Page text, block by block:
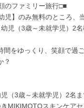
のファミリー旅行□■
児】のみ無料のところ、
児（3歳～未就学児）2
間をゆっくり、笑顔で過
？
児（3歳～未就学児）2名
きMIKIMOTOスキンケア